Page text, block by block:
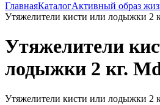
ГлавнаяКаталогАктивный образ
Утяжелители кисти или лодыжки 2
Утяжелители
лодыжки 2 кг.
Утяжелители кисти или лодыжки 2